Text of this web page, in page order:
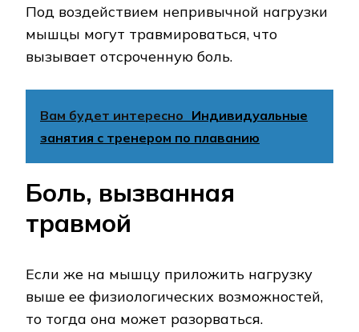
Под воздействием непривычной нагрузки
мышцы могут травмироваться, что
вызывает отсроченную боль.
Вам будет интересно Индивидуальные
занятия с тренером по плаванию
Боль, вызванная
травмой
Если же на мышцу приложить нагрузку
выше ее физиологических возможностей,
то тогда она может разорваться.